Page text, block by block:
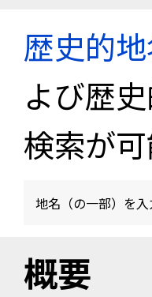
歴史的
よび歴
検索が可
地名（の一部）を入
概要